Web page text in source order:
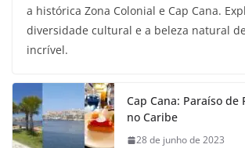
a histórica Zona Colonial e Cap Cana.
diversidade cultural e a beleza natural
incrível.
Cap Cana: Paraíso de
no Caribe
28 de junho de 2023